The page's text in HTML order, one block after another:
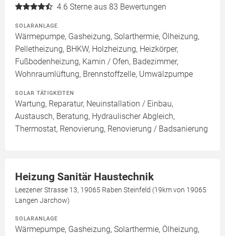
4.6 Sterne aus 83 Bewertungen
SOLARANLAGE
Wärmepumpe, Gasheizung, Solarthermie, Ölheizung,
Pelletheizung, BHKW, Holzheizung, Heizkörper,
Fußbodenheizung, Kamin / Ofen, Badezimmer,
Wohnraumlüftung, Brennstoffzelle, Umwälzpumpe
SOLAR TÄTIGKEITEN
Wartung, Reparatur, Neuinstallation / Einbau,
Austausch, Beratung, Hydraulischer Abgleich,
Thermostat, Renovierung, Renovierung / Badsanierung
Heizung Sanitär Haustechnik
Leezener Strasse 13, 19065 Raben Steinfeld (19km von 19065
Langen Jarchow)
SOLARANLAGE
Wärmepumpe, Gasheizung, Solarthermie, Ölheizung,